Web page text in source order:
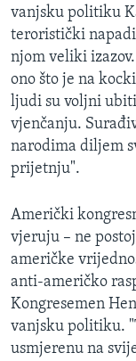
Jezici
vanjsku politiku
teroristički napadi
njom veliki
ono što je na
ljudi su voljni ubiti
vjenčanju.
narodima diljem
prijetnju".
Američki
vjeruju – ne
američke
anti-američko
Kongresemen
vanjsku politiku.
usmjerenu na